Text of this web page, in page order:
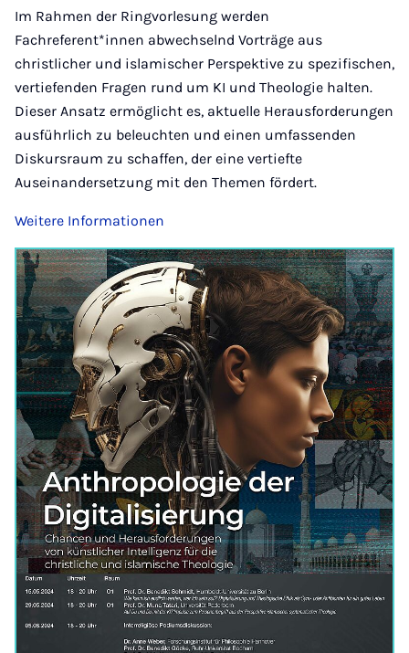
Im Rahmen der Ringvorlesung werden
Fachreferent*innen abwechselnd Vorträge aus
christlicher und islamischer Perspektive zu spezifischen,
vertiefenden Fragen rund um KI und Theologie halten.
Dieser Ansatz ermöglicht es, aktuelle Herausforderungen
ausführlich zu beleuchten und einen umfassenden
Diskursraum zu schaffen, der eine vertiefte
Auseinandersetzung mit den Themen fördert.
Weitere Informationen